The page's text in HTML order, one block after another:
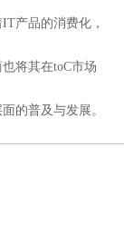
的消费化，
在toC市场
及与发展。